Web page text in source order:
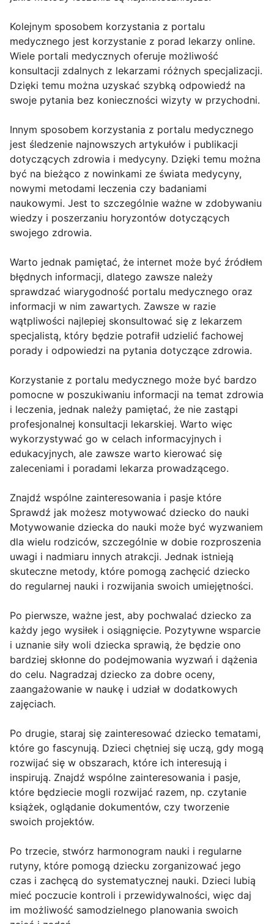
Kolejnym sposobem korzystania z portalu
medycznego jest korzystanie z porad lekarzy online.
Wiele portali medycznych oferuje możliwość
konsultacji zdalnych z lekarzami różnych specjalizacji.
Dzięki temu można uzyskać szybką odpowiedź na
swoje pytania bez konieczności wizyty w przychodni.
Innym sposobem korzystania z portalu medycznego
jest śledzenie najnowszych artykułów i publikacji
dotyczących zdrowia i medycyny. Dzięki temu można
być na bieżąco z nowinkami ze świata medycyny,
nowymi metodami leczenia czy badaniami
naukowymi. Jest to szczególnie ważne w zdobywaniu
wiedzy i poszerzaniu horyzontów dotyczących
swojego zdrowia.
Warto jednak pamiętać, że internet może być źródłem
błędnych informacji, dlatego zawsze należy
sprawdzać wiarygodność portalu medycznego oraz
informacji w nim zawartych. Zawsze w razie
wątpliwości najlepiej skonsultować się z lekarzem
specjalistą, który będzie potrafił udzielić fachowej
porady i odpowiedzi na pytania dotyczące zdrowia.
Korzystanie z portalu medycznego może być bardzo
pomocne w poszukiwaniu informacji na temat zdrowia
i leczenia, jednak należy pamiętać, że nie zastąpi
profesjonalnej konsultacji lekarskiej. Warto więc
wykorzystywać go w celach informacyjnych i
edukacyjnych, ale zawsze warto kierować się
zaleceniami i poradami lekarza prowadzącego.
Znajdź wspólne zainteresowania i pasje które
Sprawdź jak możesz motywować dziecko do nauki
Motywowanie dziecka do nauki może być wyzwaniem
dla wielu rodziców, szczególnie w dobie rozproszenia
uwagi i nadmiaru innych atrakcji. Jednak istnieją
skuteczne metody, które pomogą zachęcić dziecko
do regularnej nauki i rozwijania swoich umiejętności.
Po pierwsze, ważne jest, aby pochwalać dziecko za
każdy jego wysiłek i osiągnięcie. Pozytywne wsparcie
i uznanie siły woli dziecka sprawią, że będzie ono
bardziej skłonne do podejmowania wyzwań i dążenia
do celu. Nagradzaj dziecko za dobre oceny,
zaangażowanie w naukę i udział w dodatkowych
zajęciach.
Po drugie, staraj się zainteresować dziecko tematami,
które go fascynują. Dzieci chętniej się uczą, gdy mogą
rozwijać się w obszarach, które ich interesują i
inspirują. Znajdź wspólne zainteresowania i pasje,
które będziecie mogli rozwijać razem, np. czytanie
książek, oglądanie dokumentów, czy tworzenie
swoich projektów.
Po trzecie, stwórz harmonogram nauki i regularne
rutyny, które pomogą dziecku zorganizować jego
czas i zachęcą do systematycznej nauki. Dzieci lubią
mieć poczucie kontroli i przewidywalności, więc daj
im możliwość samodzielnego planowania swoich